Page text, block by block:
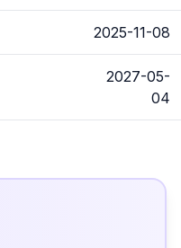
2025-11-08
2027-05-
04